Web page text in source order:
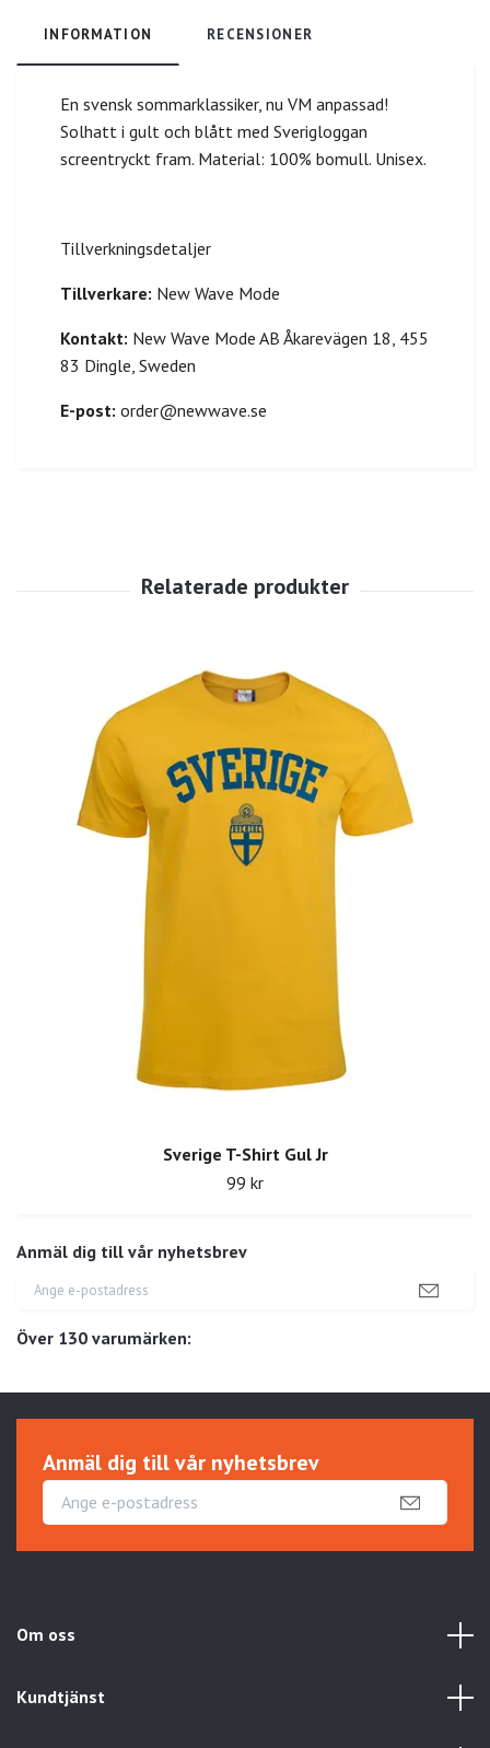
Anmäl dig till vår nyhetsbrev
Över 130 varumärken:
INFORMATION RECENSIONER
En svensk sommarklassiker, nu VM anpassad!
Solhatt i gult och blått med Sverigloggan
screentryckt fram. Material: 100% bomull. Unisex.
Tillverkningsdetaljer
Tillverkare: New Wave Mode
Kontakt: New Wave Mode AB Åkarevägen 18, 455
83 Dingle, Sweden
E-post: order@newwave.se
Sverige T-Shirt Gul Jr
99 kr
Anmäl dig till vår nyhetsbrev
Om oss
Kundtjänst